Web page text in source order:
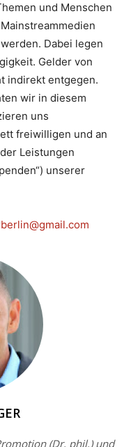
und Menschen
Dabei legen
Gelder von
indirekt entgegen.
wir in diesem
uns
freiwilligen und an
Leistungen
unserer
(Dr. phil.) und